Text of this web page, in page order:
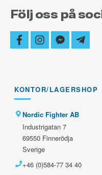
Följ oss på
facebookinstagram
facebook-
plane
KONTOR/LAGERSHOP
Nordic Fighter AB
Industrigatan 7
69550 Finnerödja
Sverige
+46 (0)584-77 34 40